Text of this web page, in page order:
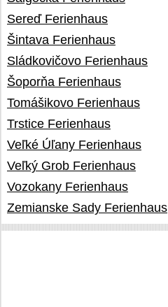
Sereď Ferienhaus
Šintava Ferienhaus
Sládkovičovo Ferienhaus
Šoporňa Ferienhaus
Tomášikovo Ferienhaus
Trstice Ferienhaus
Veľké Úľany Ferienhaus
Veľký Grob Ferienhaus
Vozokany Ferienhaus
Zemianske Sady Ferienhaus